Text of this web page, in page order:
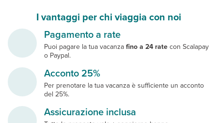
I vantaggi per chi viaggia con noi
Pagamento a rate
Puoi pagare la tua vacanzafino a 24 ratecon Scalapay
o Paypal.
Acconto 25%
Per prenotare la tua vacanza è sufficiente un acconto
del 25%.
Assicurazione inclusa